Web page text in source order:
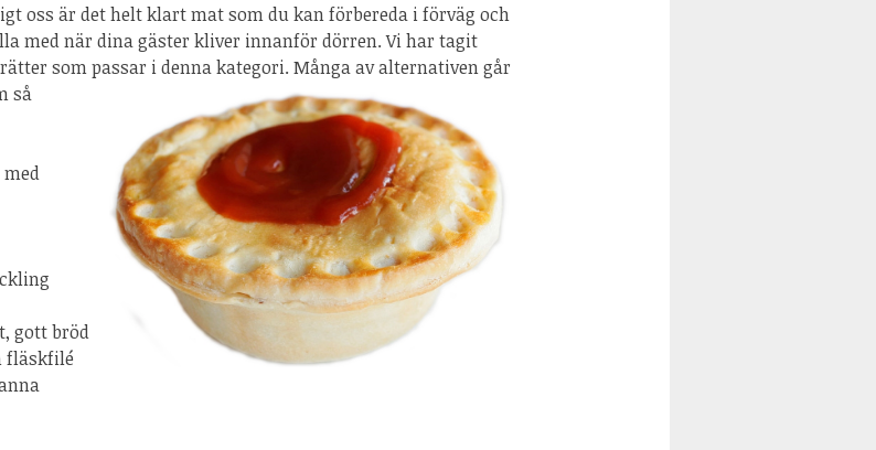
oss är det helt klart mat som du kan förbereda i förväg och
med när dina gäster kliver innanför dörren. Vi har tagit
som passar i denna kategori. Många av alternativen går
så
gott bröd
fläskfilé